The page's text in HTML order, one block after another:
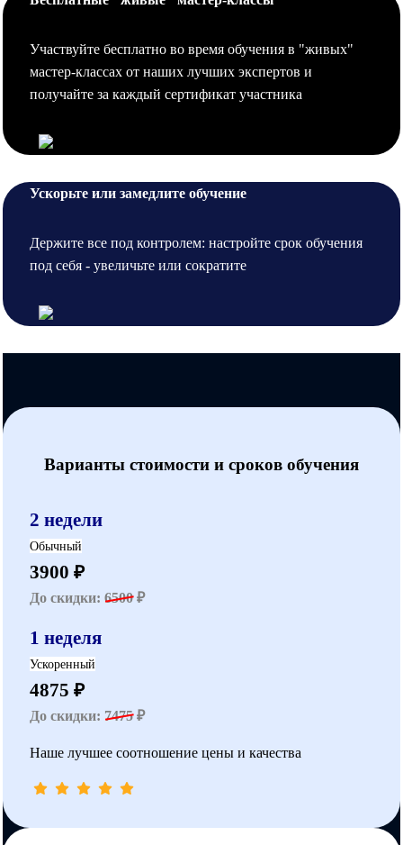
Участвуйте бесплатно во время обучения в "живых"
мастер-классах от наших лучших экспертов и
получайте за каждый сертификат участника
Ускорьте или замедлите обучение
Держите все под контролем: настройте срок обучения
под себя - увеличьте или сократите
Варианты стоимости и сроков обучения
2 недели
Обычный
3900 ₽
До скидки: 6500₽
1 неделя
Ускоренный
4875 ₽
До скидки: 7475₽
Наше лучшее соотношение цены и качества